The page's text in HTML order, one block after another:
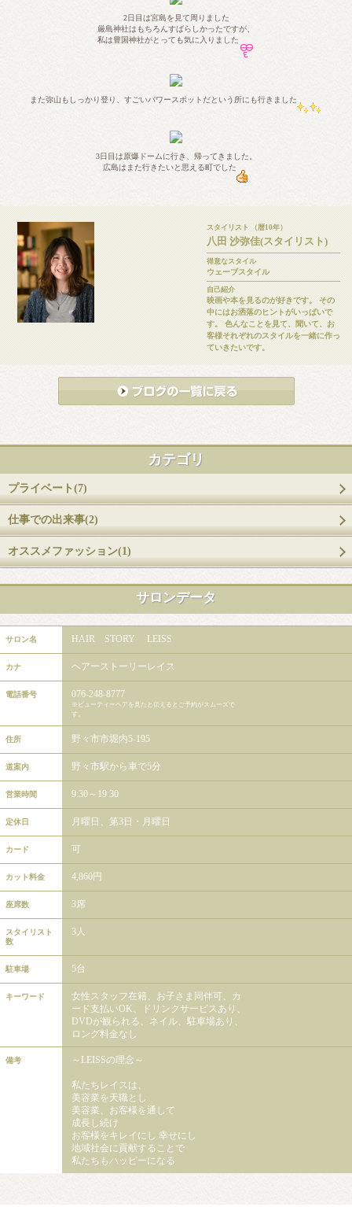
2日目は宮島を見て周りました
厳島神社はもちろんすばらしかったですが、
私は豊国神社がとっても気に入りました
また弥山もしっかり登り、すごいパワースポットだという所にも行きました
3日目は原爆ドームに行き、帰ってきました。
広島はまた行きたいと思える町でした
スタイリスト （暦10年）
八田 沙弥佳(スタイリスト)
得意なスタイル
ウェーブスタイル
自己紹介
映画や本を見るのが好きです。 その
中にはお洒落のヒントがいっぱいで
す。 色んなことを見て、聞いて、お
客様それぞれのスタイルを一緒に作っ
ていきたいです。
カテゴリ
プライベート(7)
仕事での出来事(2)
オススメファッション(1)
サロンデータ
サロン名 HAIR STORY LEISS
カナ ヘアーストーリーレイス
電話番号 076-248-8777
※ビューティーヘアを見たと伝えるとご予約がスムーズで
す。
住所 野々市市堀内5-195
道案内 野々市駅から車で5分
営業時間 9:30～19:30
定休日 月曜日、第3日・月曜日
カード 可
カット料金 4,860円
座席数 3席
スタイリスト
数
3人
駐車場 5台
キーワード
女性スタッフ在籍、お子さま同伴可、カ
ード支払いOK、ドリンクサービスあり、
DVDが観られる、ネイル、駐車場あり、
ロング料金なし
備考 ～LEISSの理念～
私たちレイスは、
美容業を天職とし
美容業、お客様を通して
成長し続け
お客様をキレイにし 幸せにし
地域社会に貢献することで
私たちもハッピーになる